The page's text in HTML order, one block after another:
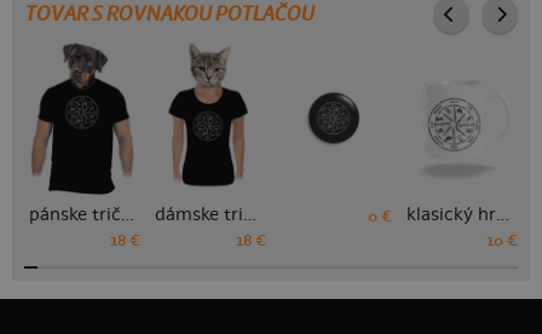
TOVAR S ROVNAKOU POTLAČOU
pánske tričko
18 €
dámske tričko
18 €
0 € klasický hrnček
10 €